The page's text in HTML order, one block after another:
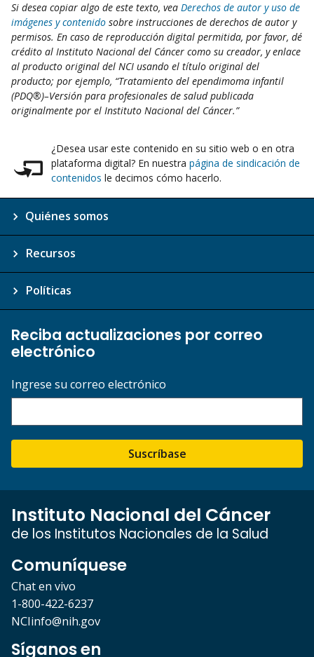
Si desea copiar algo de este texto, vea Derechos de autor y uso de
imágenes y contenido sobre instrucciones de derechos de autor y
permisos. En caso de reproducción digital permitida, por favor, dé
crédito al Instituto Nacional del Cáncer como su creador, y enlace
al producto original del NCI usando el título original del
producto; por ejemplo, “Tratamiento del ependimoma infantil
(PDQ®)–Versión para profesionales de salud publicada
originalmente por el Instituto Nacional del Cáncer.”
¿Desea usar este contenido en su sitio web o en otra
plataforma digital? En nuestra página de sindicación de
contenidos le decimos cómo hacerlo.
Quiénes somos
Recursos
Políticas
Reciba actualizaciones por correo
electrónico
Ingrese su correo electrónico
Suscríbase
Instituto Nacional del Cáncer
de los Institutos Nacionales de la Salud
Comuníquese
Chat en vivo
1-800-422-6237
NCIinfo@nih.gov
Síganos en